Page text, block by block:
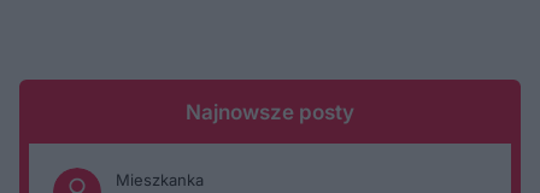
Najnowsze posty
Mieszkanka